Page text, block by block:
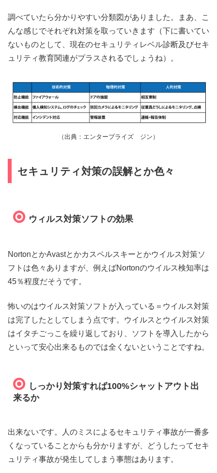
調べていたら分かりやすい分類図がありました。まあ、こ
んな感じでそれぞれ対策を取っていきます（下に書いてい
ないものとして、現在のセキュリティレベル診断及びセキ
ュリティ教育関連がプラスされるでしょうね）。
（出典：エンタープライズ ジン）
セキュリティ対策の誤解とか色々
ウィルス対策ソフトの効果
NortonとかAvastとかカスペルスキーとかウイルス対策ソ
フトは色々ありますが、例えばNortonのウイルス検知率は
45％程度だそうです。
怖いのはウイルス対策ソフトが入っている＝ウイルス対策
は完了したとしてしまう点です。ウイルスとウイルス対策
はイタチごっこを繰り返しており、ソフトを導入したから
といって安心出来るものでは全くないということですね。
しっかり対策すれば100%シャットアウト出
来るか
出来ないです。人のミスによるセキュリティ事故が一番多
くなっていることからも分かりますが、どうしたってセキ
ュリティ事故が発生してしまう事態はあります。